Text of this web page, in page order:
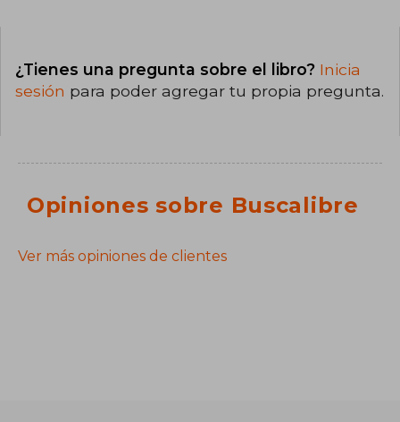
¿Tienes una pregunta sobre el libro? Inicia
sesión para poder agregar tu propia pregunta.
Opiniones sobre Buscalibre
Ver más opiniones de clientes